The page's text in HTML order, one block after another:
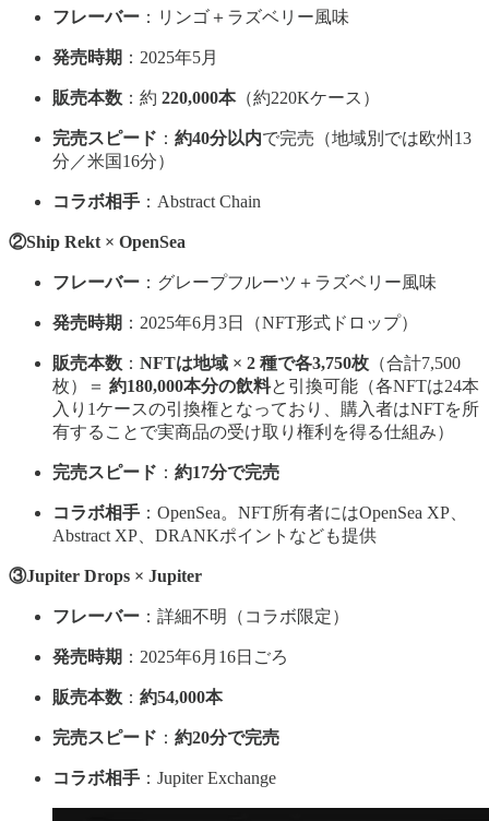
フレーバー ：リンゴ＋ラズベリー風味
発売時期 ：2025年5月
販売本数 ：約 220,000本（約220Kケース）
完売スピード ： 約40分以内で完売（地域別では欧州13
分／米国16分）
コラボ相手 ：Abstract Chain
②Ship Rekt × OpenSea
フレーバー ：グレープフルーツ＋ラズベリー風味
発売時期 ：2025年6月3日（NFT形式ドロップ）
販売本数 ： NFTは地域 × 2 種で各3,750枚 （合計7,500
枚）＝ 約180,000本分の飲料と引換可能（各NFTは24本
入り1ケースの引換権となっており、購入者はNFTを所
有することで実商品の受け取り権利を得る仕組み）
完売スピード ： 約17分で完売
コラボ相手 ：OpenSea。NFT所有者にはOpenSea XP、
Abstract XP、DRANKポイントなども提供
③Jupiter Drops × Jupiter
フレーバー ：詳細不明（コラボ限定）
発売時期 ：2025年6月16日ごろ
販売本数 ： 約54,000本
完売スピード ： 約20分で完売
コラボ相手 ：Jupiter Exchange